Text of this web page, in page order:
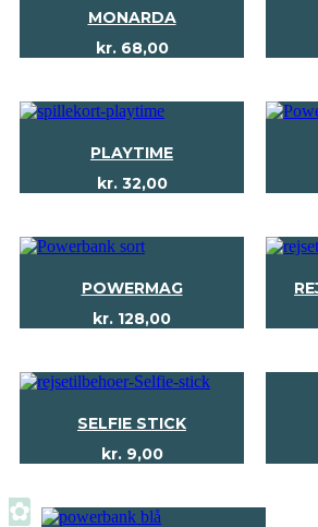
MONARDA
kr.68,00
PLAYTIME
kr.32,00
POWERMAG
kr. 128,00
SELFIE STICK
kr.9,00
✿